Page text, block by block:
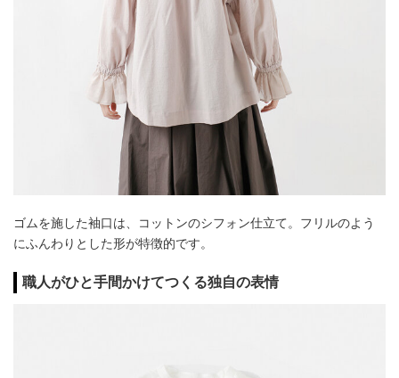
ゴムを施した袖口は、コットンのシフォン仕立て。フリルのよう
にふんわりとした形が特徴的です。
職人がひと手間かけてつくる独自の表情